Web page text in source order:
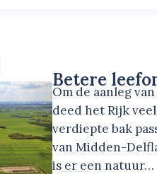
Betere
Om de aanleg
deed het Rijk
verdiepte bak
van Midden-
is er een natuur…